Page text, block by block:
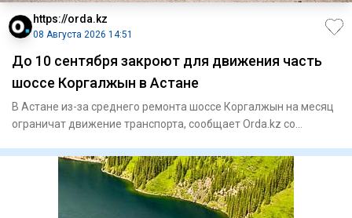
https://orda.kz
08 Августа 2026 14:51
До 10 сентября закроют для движения часть
шоссе Коргалжын в Астане
В Астане из-за среднего ремонта шоссе Коргалжын на месяц
ограничат движение транспорта, сообщает Orda.kz со